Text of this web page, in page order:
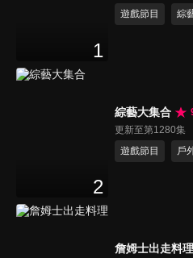
1
遊戲節目
綜
2
綜藝大集合
更新至第1280集
遊戲節目
戶
詹姆士出走料理